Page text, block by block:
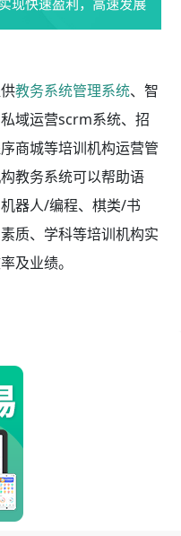
教务系统管理系统、智
域运营scrm系统、招
商城等培训机构运营管
教务系统可以帮助语
器人/编程、棋类/书
质、学科等培训机构实
及业绩。